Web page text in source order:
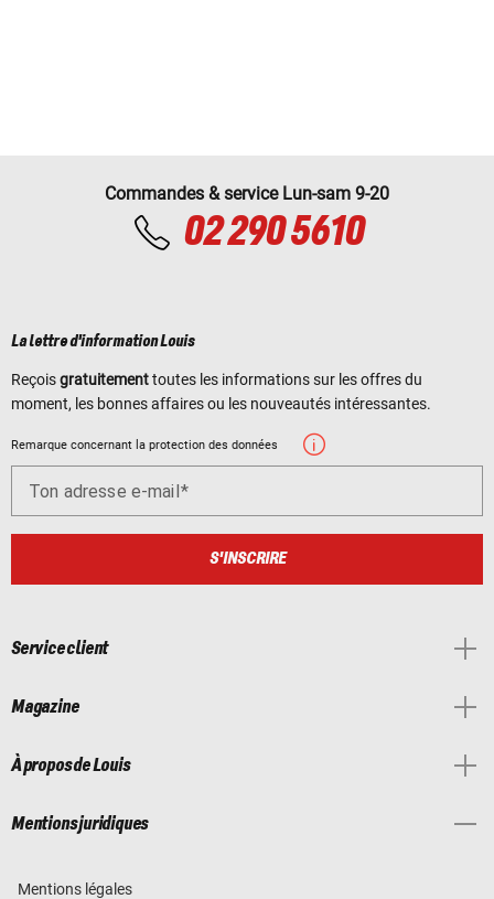
Commandes & service Lun-sam 9-20
02 290 5610
La lettre d'information Louis
Reçoisgratuitementtoutes les informations sur les offres du
moment, les bonnes affaires ou les nouveautés intéressantes.
Remarque concernant la protection des données
Ton adresse e-mail
S'INSCRIRE
Service client
Magazine
À propos de Louis
Mentions juridiques
Mentions légales